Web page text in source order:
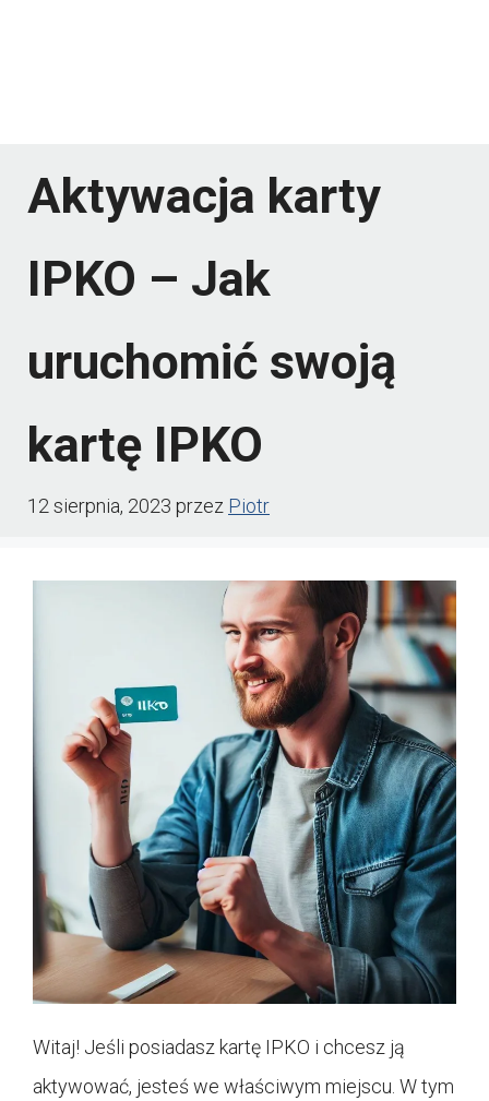
Aktywacja karty
IPKO – Jak
uruchomić swoją
kartę IPKO
12 sierpnia, 2023 przez Piotr
Witaj! Jeśli posiadasz kartę IPKO i chcesz ją
aktywować, jesteś we właściwym miejscu. W tym